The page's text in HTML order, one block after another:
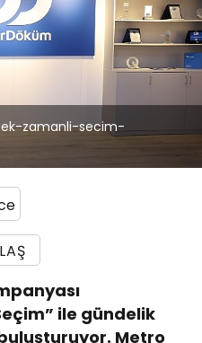
zamanli-secim-
ile gündelik
Metro